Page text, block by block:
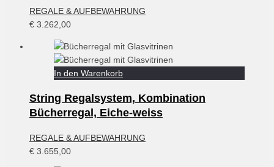
REGALE & AUFBEWAHRUNG
€ 3.262,00
In den Warenkorb
String Regalsystem, Kombination
Bücherregal, Eiche-weiss
REGALE & AUFBEWAHRUNG
€ 3.655,00